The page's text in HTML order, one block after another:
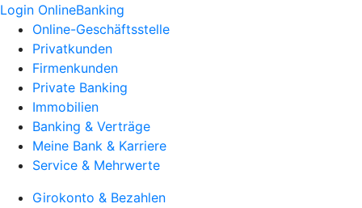
Login OnlineBanking
Online-Geschäftsstelle
Privatkunden
Firmenkunden
Private Banking
Immobilien
Banking & Verträge
Meine Bank & Karriere
Service & Mehrwerte
Girokonto & Bezahlen